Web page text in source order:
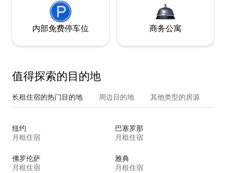
内部免费停车位 商务公寓
值得探索的目的地
长租住宿的热门目的地 周边目的地 其他类型的房源
纽约
月租住宿
巴塞罗那
月租住宿
佛罗伦萨
月租住宿
雅典
月租住宿